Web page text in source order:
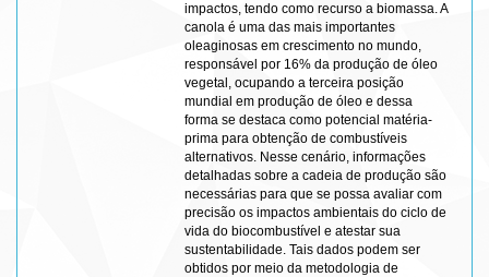
impactos, tendo como recurso a biomassa. A
canola é uma das mais importantes
oleaginosas em crescimento no mundo,
responsável por 16% da produção de óleo
vegetal, ocupando a terceira posição
mundial em produção de óleo e dessa
forma se destaca como potencial matéria-
prima para obtenção de combustíveis
alternativos. Nesse cenário, informações
detalhadas sobre a cadeia de produção são
necessárias para que se possa avaliar com
precisão os impactos ambientais do ciclo de
vida do biocombustível e atestar sua
sustentabilidade. Tais dados podem ser
obtidos por meio da metodologia de